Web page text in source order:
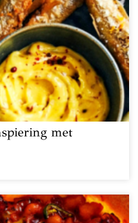
met